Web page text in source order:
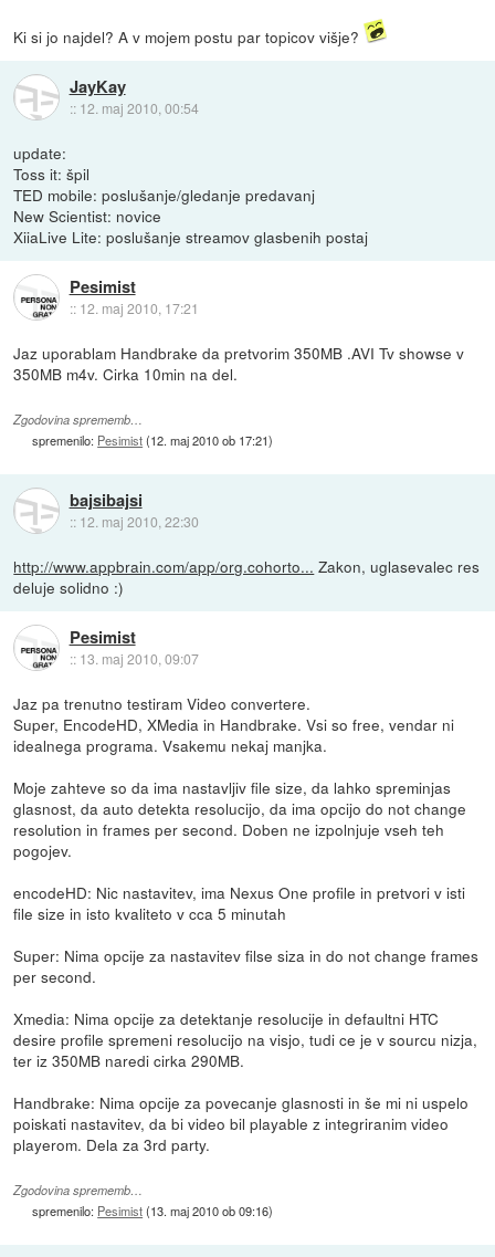
Ki si jo najdel? A v mojem postu par topicov višje?
JayKay
:: 12. maj 2010, 00:54
update:
Toss it: špil
TED mobile: poslušanje/gledanje predavanj
New Scientist: novice
XiiaLive Lite: poslušanje streamov glasbenih postaj
Pesimist
:: 12. maj 2010, 17:21
Jaz uporablam Handbrake da pretvorim 350MB .AVI Tv showse v
350MB m4v. Cirka 10min na del.
Zgodovina sprememb…
spremenilo: Pesimist(12. maj 2010 ob 17:21)
bajsibajsi
:: 12. maj 2010, 22:30
http://www.appbrain.com/app/org.cohorto... Zakon, uglasevalec res
deluje solidno :)
Pesimist
:: 13. maj 2010, 09:07
Jaz pa trenutno testiram Video convertere.
Super, EncodeHD, XMedia in Handbrake. Vsi so free, vendar ni
idealnega programa. Vsakemu nekaj manjka.
Moje zahteve so da ima nastavljiv file size, da lahko spreminjas
glasnost, da auto detekta resolucijo, da ima opcijo do not change
resolution in frames per second. Doben ne izpolnjuje vseh teh
pogojev.
encodeHD: Nic nastavitev, ima Nexus One profile in pretvori v isti
file size in isto kvaliteto v cca 5 minutah
Super: Nima opcije za nastavitev filse siza in do not change frames
per second.
Xmedia: Nima opcije za detektanje resolucije in defaultni HTC
desire profile spremeni resolucijo na visjo, tudi ce je v sourcu nizja,
ter iz 350MB naredi cirka 290MB.
Handbrake: Nima opcije za povecanje glasnosti in še mi ni uspelo
poiskati nastavitev, da bi video bil playable z integriranim video
playerom. Dela za 3rd party.
Zgodovina sprememb…
spremenilo: Pesimist(13. maj 2010 ob 09:16)